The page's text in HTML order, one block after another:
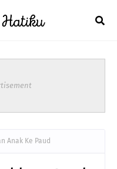
Anak Ke Paud